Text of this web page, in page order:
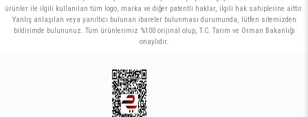
ürünler ile ilgili kullanılan tüm logo, marka ve diğer patentli haklar, ilgili hak sahiplerine aittir.
Yanlış anlaşılan veya yanıltıcı bulunan ibareler bulunması durumunda, lütfen sitemizden
bildirimde bulununuz. Tüm ürünlerimiz %100 orijinal olup, T.C. Tarım ve Orman Bakanlığı
onaylıdır.